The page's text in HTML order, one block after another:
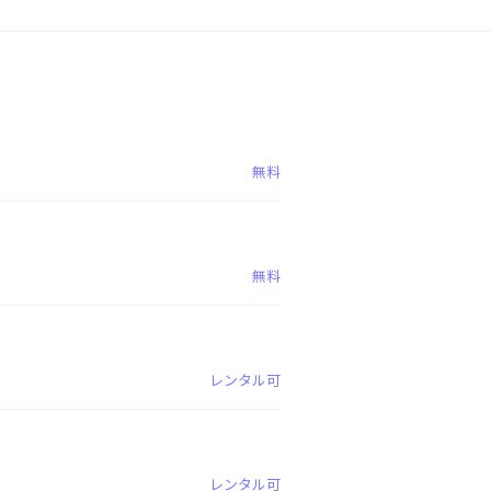
無料
無料
レンタル可
レンタル可